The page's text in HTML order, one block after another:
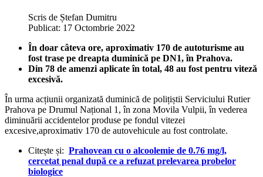
Scris de Ștefan Dumitru
Publicat: 17 Octombrie 2022
În doar câteva ore, aproximativ 170 de autoturisme au
fost trase pe dreapta duminică pe DN1, în Prahova.
Din 78 de amenzi aplicate în total, 48 au fost pentru viteză
excesivă.
În urma acțiunii organizată duminică de polițiștii Serviciului Rutier
Prahova pe Drumul Național 1, în zona Movila Vulpii, în vederea
diminuării accidentelor produse pe fondul vitezei
excesive,aproximativ 170 de autovehicule au fost controlate.
Citește și: Prahovean cu o alcoolemie de 0.76 mg/l,
cercetat penal după ce a refuzat prelevarea probelor
biologice